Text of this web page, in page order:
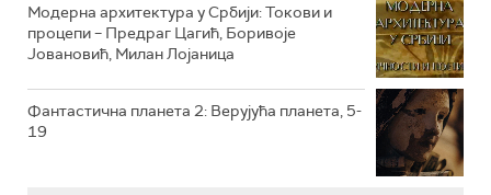
Модерна архитектура у Србији: Токови и
процепи – Предраг Цагић, Боривоје
Јовановић, Милан Лојаница
Фантастична планета 2: Верујућа планета, 5-
19